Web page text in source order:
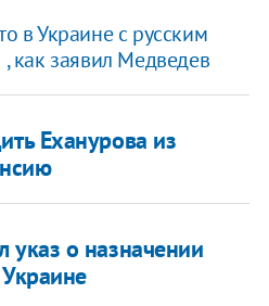
в Украине с русским
как заявил Медведев
Еханурова из
о назначении